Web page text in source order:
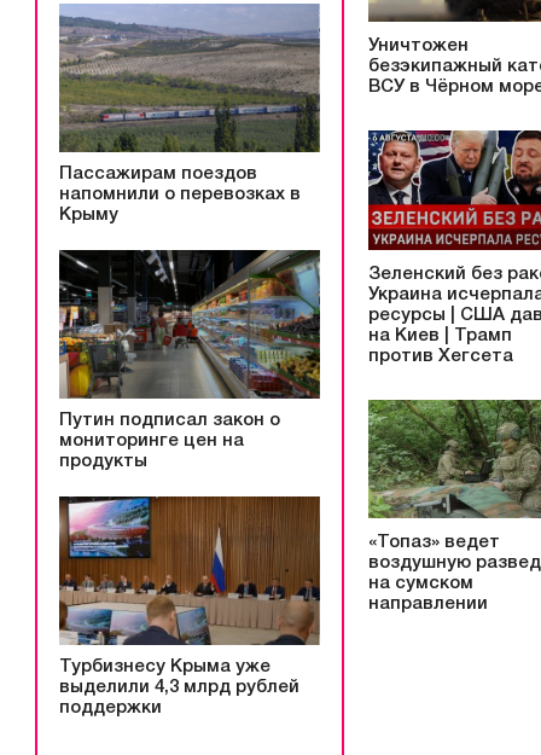
Пассажирам поездов
напомнили о перевозках в
Крыму
Путин подписал закон о
мониторинге цен на
продукты
Турбизнесу Крыма уже
выделили 4,3 млрд рублей
поддержки
Уничтожен
безэкипажный
ВСУ в Чёрном
Зеленский без
Украина
ресурсы | США
на Киев | Трамп
против Хегсета
«Топаз» ведет
воздушную
на сумском
направлении